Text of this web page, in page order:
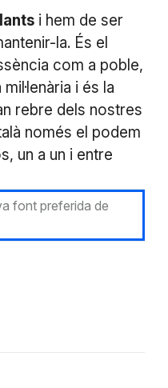
i hem de ser
la. És el
com a poble,
i és la
rebre dels nostres
només el podem
un a un i entre
font preferida de